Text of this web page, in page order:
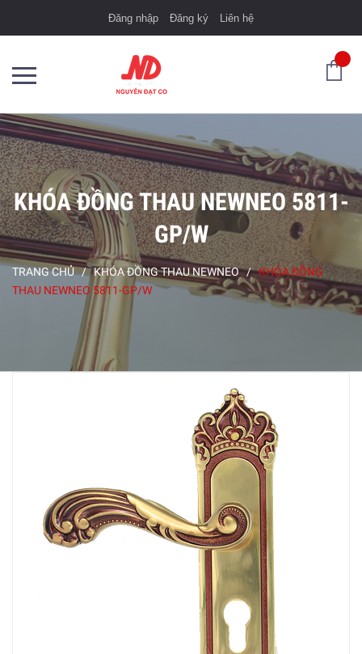
Đăng nhập Đăng ký Liên hệ
KHÓA ĐỒNG THAU NEWNEO 5811-
GP/W
TRANG CHỦ / KHÓA ĐỒNG THAU NEWNEO / KHÓA ĐỒNG
THAU NEWNEO 5811-GP/W